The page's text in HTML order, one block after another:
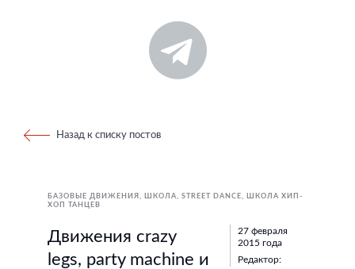
Назад к списку постов
БАЗОВЫЕ ДВИЖЕНИЯ ШКОЛА STREET DANCE
ШКОЛА ХИП-
ХОП ТАНЦЕВ
Движения crazy
legs, party machine и
27 февраля
2015 года
Редактор: